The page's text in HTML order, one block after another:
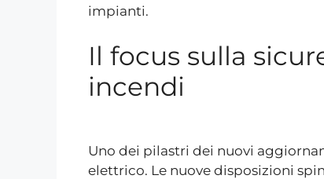
impianti.
Il focus sulla
incendi
Uno dei pilastri dei nuovi
elettrico. Le nuove disposizioni